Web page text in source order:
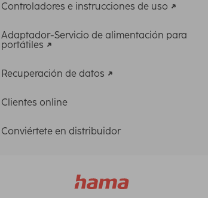
Controladores e instrucciones de uso
Adaptador-Servicio de alimentación para
portátiles
Recuperación de datos
Clientes online
Conviértete en distribuidor